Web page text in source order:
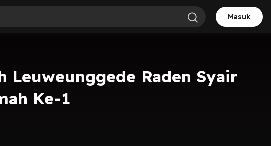
Masuk
Leuweunggede Raden Syair
Ke-1